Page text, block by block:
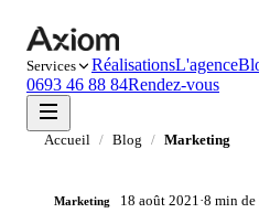
Services RéalisationsL'agence
0693 46 88 84Rendez-vous
Accueil / Blog / Marketing
Marketing 18 août 2021·8 min de